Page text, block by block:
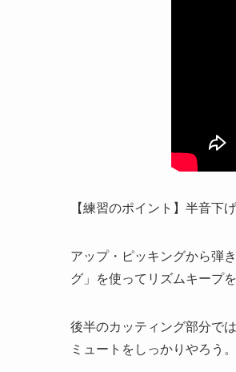
【練習のポイント】半音下
アップ・ピッキングから弾
グ」を使ってリズムキープ
後半のカッティング部分で
ミュートをしっかりやろう